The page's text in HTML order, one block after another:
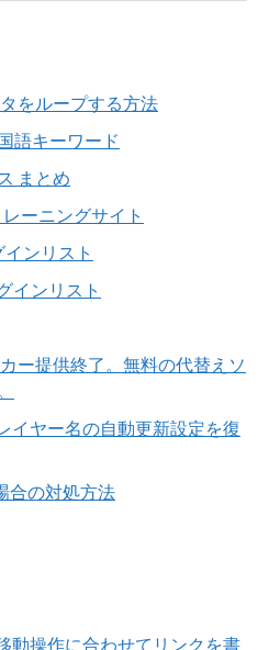
をループする方法
語キーワード
まとめ
ーニングサイト
インリスト
インリスト
ー提供終了。無料の代替えソ
イヤー名の自動更新設定を復
合の対処方法
動操作に合わせてリンクを書